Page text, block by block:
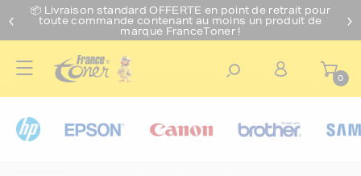
📦 Livraison standard OFFERTE en point de retrait pour
toute commande contenant au moins un produit de
marque FranceToner !
0